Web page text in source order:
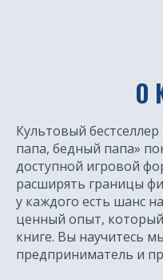
О
Культовый
папа, бедный папа»
доступной игровой
расширять границы
у каждого есть шанс
ценный опыт,
книге. Вы научитесь
предприниматель и